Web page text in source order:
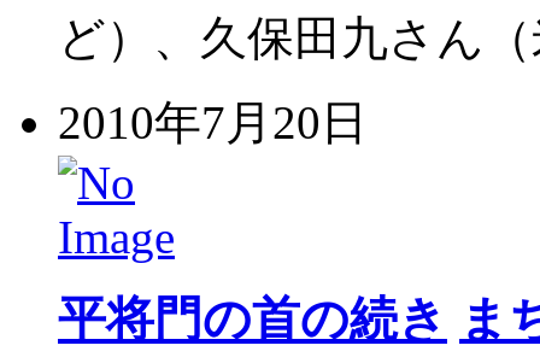
ど）、久保田九さん
2010年7月20日
平将門の首の続き ま